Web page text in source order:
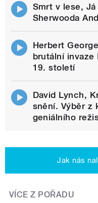
Smrt v lese,
Sherwooda
Herbert
brutální invaze
19. století
David Lynch,
snění. Výběr z
geniálního
Jak nás
VÍCE Z POŘADU